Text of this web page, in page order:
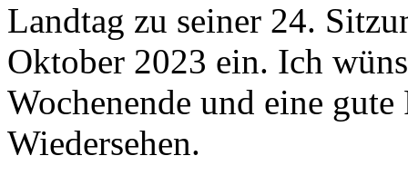
Landtag zu seiner 24.
Oktober 2023 ein. Ich
Wochenende und eine
Wiedersehen.